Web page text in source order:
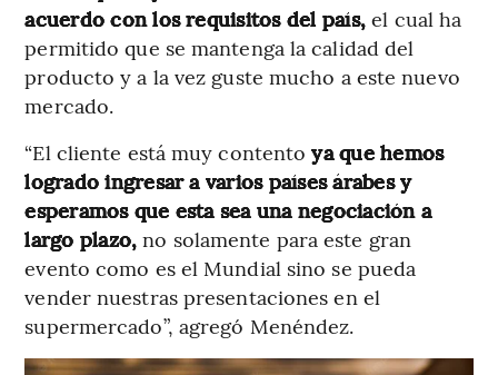
acuerdo con los requisitos del país,el cual ha
permitido que se mantenga la calidad del
producto y a la vez guste mucho a este nuevo
mercado.
“El cliente está muy contentoya que hemos
logrado ingresar a varios países árabes y
esperamos que esta sea una negociación a
largo plazo, no solamente para este gran
evento como es el Mundial sino se pueda
vender nuestras presentaciones en el
supermercado”, agregó Menéndez.